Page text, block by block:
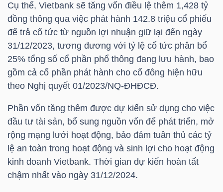
Cụ thể, Vietbank sẽ tăng vốn điều lệ thêm 1,428 tỷ
đồng thông qua việc phát hành 142.8 triệu cổ phiếu
để trả cổ tức từ nguồn lợi nhuận giữ lại đến ngày
31/12/2023, tương đương với tỷ lệ cổ tức phân bổ
25% tổng số cổ phần phổ thông đang lưu hành, bao
gồm cả cổ phần phát hành cho cổ đông hiện hữu
theo Nghị quyết 01/2023/NQ-ĐHĐCĐ.
Phần vốn tăng thêm được dự kiến sử dụng cho việc
đầu tư tài sản, bổ sung nguồn vốn để phát triển, mở
rộng mạng lưới hoạt động, bảo đảm tuân thủ các tỷ
lệ an toàn trong hoạt động và sinh lợi cho hoạt động
kinh doanh Vietbank. Thời gian dự kiến hoàn tất
chậm nhất vào ngày 31/12/2024.
PHÂN
TÍCH
VIETSTOCKFINANCE
MÔ
NGÀNH